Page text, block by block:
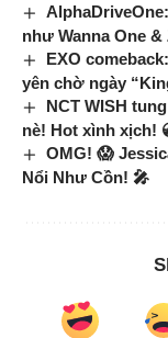
như Wanna One
EXO
yên chờ ngày
NCT WISH
nè! Hot xình xịch!
OMG! 😱
Nổi Như Cồn! 🎤